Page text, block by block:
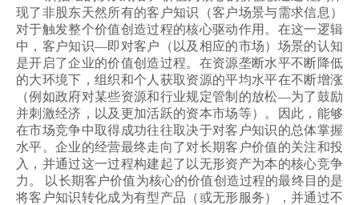
现了非股东天然所有的客户知识（客户场景与需求信息）
对于触发整个价值创造过程的核心驱动作用。在这一逻辑
中，客户知识—即对客户（以及相应的市场）场景的认知
是开启了企业的价值创造过程。在资源垄断水平不断降低
的大环境下，组织和个人获取资源的平均水平在不断增涨
（例如政府对某些资源和行业规定管制的放松—为了鼓励
并刺激经济，以及更加活跃的资本市场等）。因此，能够
在市场竞争中取得成功往往取决于对客户知识的总体掌握
水平。企业的经营最终走向了对长期客户价值的关注和投
入，并通过这一过程构建起了以无形资产为本的核心竞争
力。 以长期客户价值为核心的价值创造过程的最终目的是
将客户知识转化成为有型产品（或无形服务），并通过不